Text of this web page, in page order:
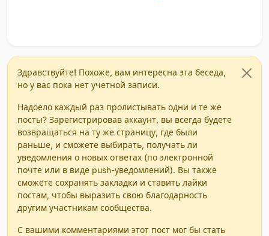
Здравствуйте! Похоже, вам интересна эта беседа,
но у вас пока нет учетной записи.
Надоело каждый раз пролистывать одни и те же
посты? Зарегистрировав аккаунт, вы всегда будете
возвращаться на ту же страницу, где были
раньше, и сможете выбирать, получать ли
уведомления о новых ответах (по электронной
почте или в виде push-уведомлений). Вы также
сможете сохранять закладки и ставить лайки
постам, чтобы выразить свою благодарность
другим участникам сообщества.
С вашими комментариями этот пост мог бы стать